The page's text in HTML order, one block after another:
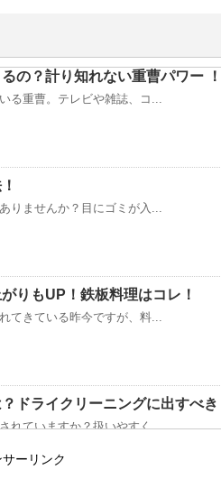
の？計り知れない重曹パワー ！
る重曹。テレビや雑誌、コ...
りませんか？目にゴミが入...
りもUP！鉄板料理はコレ！
てきている昨今ですが、料...
ドライクリーニングに出すべき
れていますか？扱いやすく...
サーリンク